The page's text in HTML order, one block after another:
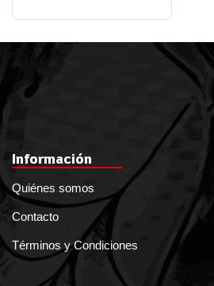
Información
Quiénes somos
Contacto
Términos y Condiciones